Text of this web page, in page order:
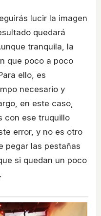
lucir la imagen
quedará
tranquila, la
que poco a poco
ello, es
necesario y
en este caso,
con ese truquillo
error, y no es otro
pegar las pestañas
si quedan un poco